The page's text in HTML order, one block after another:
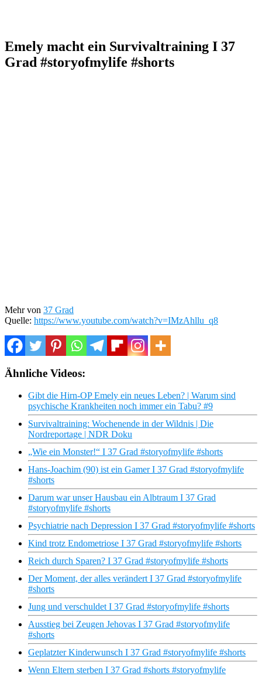
Emely macht ein Survivaltraining I 37
Grad #storyofmylife #shorts
Mehr von 37 Grad
Quelle: https://www.youtube.com/watch?v=IMzAhllu_q8
Ähnliche Videos:
Gibt die Hirn-OP Emely ein neues Leben? | Warum sind
psychische Krankheiten noch immer ein Tabu? #9
Survivaltraining: Wochenende in der Wildnis | Die
Nordreportage | NDR Doku
„Wie ein Monster!“ I 37 Grad #storyofmylife #shorts
Hans-Joachim (90) ist ein Gamer I 37 Grad #storyofmylife
#shorts
Darum war unser Hausbau ein Albtraum I 37 Grad
#storyofmylife #shorts
Psychiatrie nach Depression I 37 Grad #storyofmylife #shorts
Kind trotz Endometriose I 37 Grad #storyofmylife #shorts
Reich durch Sparen? I 37 Grad #storyofmylife #shorts
Der Moment, der alles verändert I 37 Grad #storyofmylife
#shorts
Jung und verschuldet I 37 Grad #storyofmylife #shorts
Ausstieg bei Zeugen Jehovas I 37 Grad #storyofmylife
#shorts
Geplatzter Kinderwunsch I 37 Grad #storyofmylife #shorts
Wenn Eltern sterben I 37 Grad #shorts #storyofmylife